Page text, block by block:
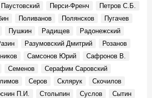
Паустовский Перси-Френч
Петров С.Б.
Поливанов Полянсков
Пугачев
Пушкин Радищев
Радонежский
Разумовский Дмитрий
Розанов
Самсонов Юрий
Сафронов В.
Семенов
Серафим Саровский
Серов Склярук
Скочилов
П.И. Столыпин Суслов
Сытин